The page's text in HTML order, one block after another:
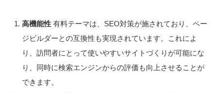
高機能性 有料テーマは、SEO対策が施されており、ペー
ジビルダーとの互換性も実現されています。これによ
り、訪問者にとって使いやすいサイトづくりが可能にな
り、同時に検索エンジンからの評価も向上させることが
できます。